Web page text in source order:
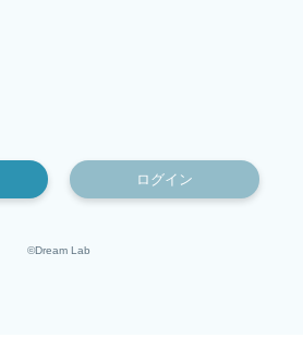
ログイン
©Dream Lab